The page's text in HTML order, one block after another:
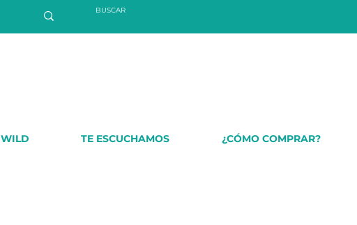
WILD TE ESCUCHAMOS ¿CÓMO COMPRAR?